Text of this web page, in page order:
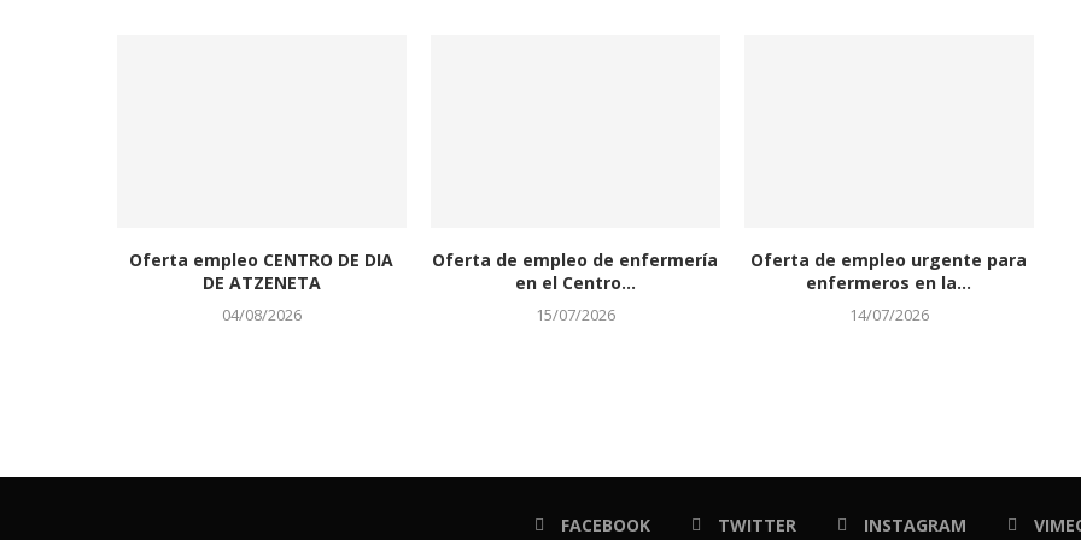
Oferta empleo CENTRO DE DIA
DE ATZENETA
04/08/2026
Oferta de empleo de enfermería
en el Centro...
15/07/2026
Oferta de empleo urgente para
enfermeros en la...
14/07/2026
FACEBOOK TWITTER INSTAGRAM